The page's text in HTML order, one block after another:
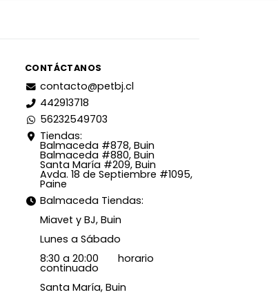
CONTÁCTANOS
contacto@petbj.cl
442913718
56232549703
Tiendas:
Balmaceda #878, Buin
Balmaceda #880, Buin
Santa María #209, Buin
Avda. 18 de Septiembre #1095,
Paine
Balmaceda Tiendas:
Miavet y BJ, Buin
Lunes a Sábado
8:30 a 20:00 horario
continuado
Santa María, Buin